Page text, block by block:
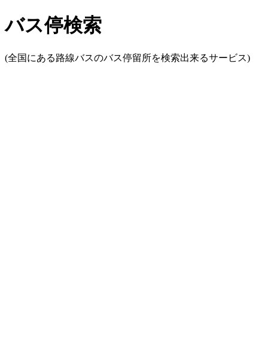
バス停検索
(全国にある路線バスのバス停留所を検索出来るサービス)